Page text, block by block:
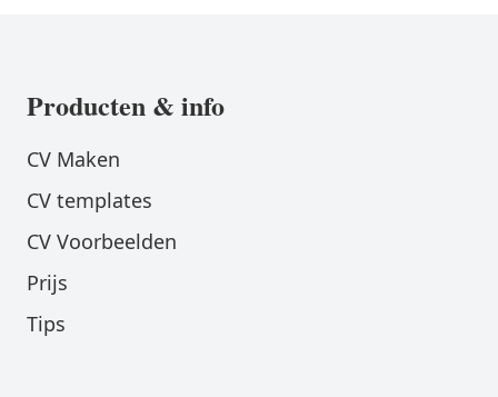
Producten & info
CV Maken
CV templates
CV Voorbeelden
Prijs
Tips